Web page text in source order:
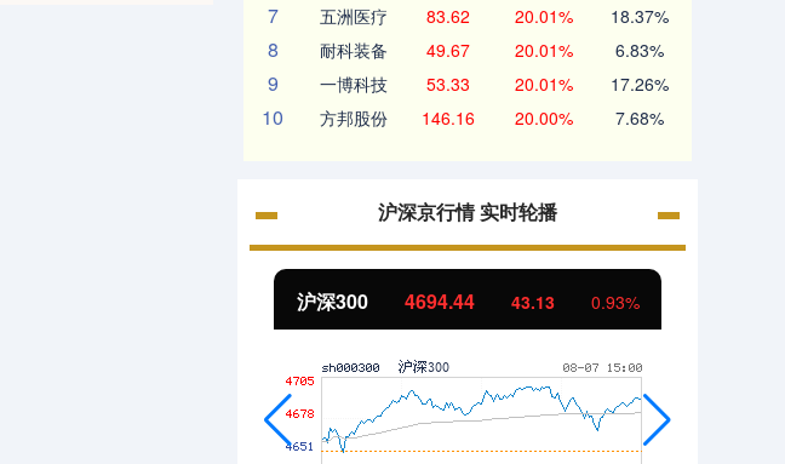
7 五洲医疗 83.62 20.01% 18.37%
8 耐科装备 49.67 20.01% 6.83%
9 一博科技 53.33 20.01% 17.26%
10 方邦股份 146.16 20.00% 7.68%
沪深京行情 实时轮播
北证50 1134.24 11.37 1.01%